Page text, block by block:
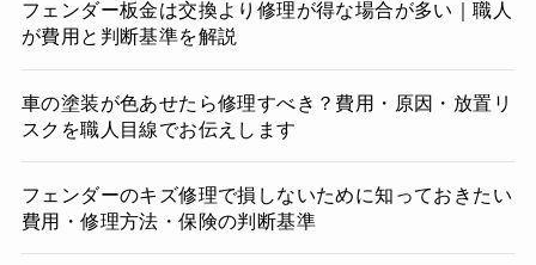
フェンダー板金は交換より修理が得な場合が多い｜職人
が費用と判断基準を解説
車の塗装が色あせたら修理すべき？費用・原因・放置リ
スクを職人目線でお伝えします
フェンダーのキズ修理で損しないために知っておきたい
費用・修理方法・保険の判断基準